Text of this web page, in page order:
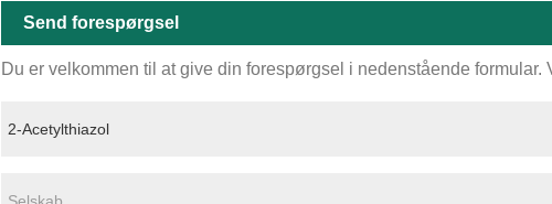
Send forespørgsel
Du er velkommen til at give din forespørgsel i nedenstående formular.